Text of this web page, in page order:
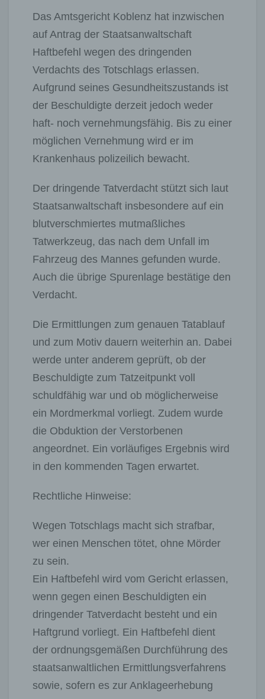
Das Amtsgericht Koblenz hat inzwischen
auf Antrag der Staatsanwaltschaft
Haftbefehl wegen des dringenden
Verdachts des Totschlags erlassen.
Aufgrund seines Gesundheitszustands ist
der Beschuldigte derzeit jedoch weder
haft- noch vernehmungsfähig. Bis zu einer
möglichen Vernehmung wird er im
Krankenhaus polizeilich bewacht.
Der dringende Tatverdacht stützt sich laut
Staatsanwaltschaft insbesondere auf ein
blutverschmiertes mutmaßliches
Tatwerkzeug, das nach dem Unfall im
Fahrzeug des Mannes gefunden wurde.
Auch die übrige Spurenlage bestätige den
Verdacht.
Die Ermittlungen zum genauen Tatablauf
und zum Motiv dauern weiterhin an. Dabei
werde unter anderem geprüft, ob der
Beschuldigte zum Tatzeitpunkt voll
schuldfähig war und ob möglicherweise
ein Mordmerkmal vorliegt. Zudem wurde
die Obduktion der Verstorbenen
angeordnet. Ein vorläufiges Ergebnis wird
in den kommenden Tagen erwartet.
Rechtliche Hinweise:
Wegen Totschlags macht sich strafbar,
wer einen Menschen tötet, ohne Mörder
zu sein.
Ein Haftbefehl wird vom Gericht erlassen,
wenn gegen einen Beschuldigten ein
dringender Tatverdacht besteht und ein
Haftgrund vorliegt. Ein Haftbefehl dient
der ordnungsgemäßen Durchführung des
staatsanwaltlichen Ermittlungsverfahrens
sowie, sofern es zur Anklageerhebung